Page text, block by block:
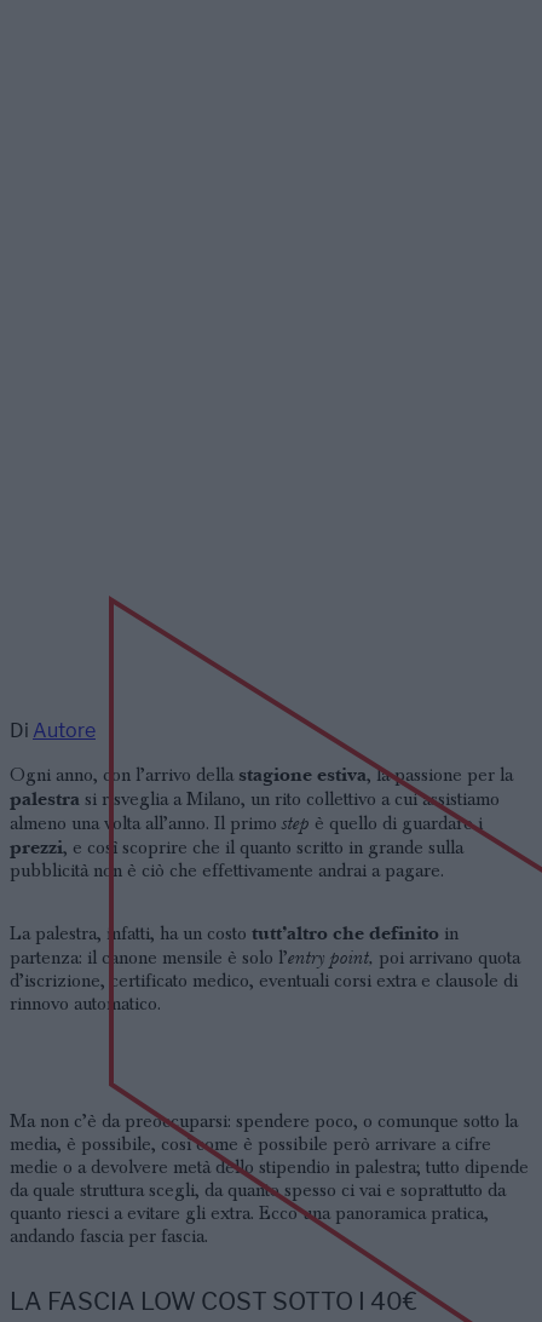
Di Autore
Ogni anno, con l’arrivo della stagione estiva, la passione per la
palestra si risveglia a Milano, un rito collettivo a cui assistiamo
almeno una volta all’anno. Il primostep è quello di guardare i
prezzi, e così scoprire che il quanto scritto in grande sulla
pubblicità non è ciò che effettivamente andrai a pagare.
La palestra, infatti, ha un costo tutt’altro che definito in
partenza: il canone mensile è solo l’entry point, poi arrivano quota
d’iscrizione, certificato medico, eventuali corsi extra e clausole di
rinnovo automatico.
Ma non c’è da preoccuparsi: spendere poco, o comunque sotto la
media, è possibile, così come è possibile però arrivare a cifre
medie o a devolvere metà dello stipendio in palestra; tutto dipende
da quale struttura scegli, da quanto spesso ci vai e soprattutto da
quanto riesci a evitare gli extra. Ecco una panoramica pratica,
andando fascia per fascia.
LA FASCIA LOW COST SOTTO I 40€